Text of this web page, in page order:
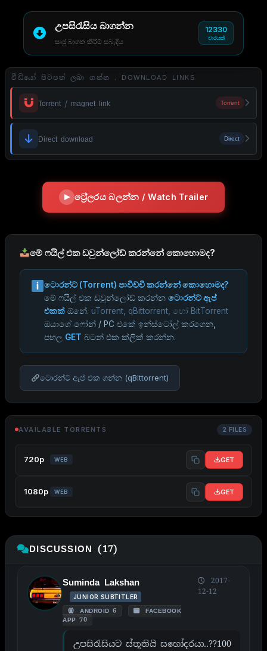
උපසිරැසිය බාගන්න
සෘජු බාගත කිරීම් සබැඳිය
12330
වාරයක්
වීඩියෝ පිටපත් ලබා ගන්න . DOWNLOAD LINKS
Torrent / magnet link Torrent
Direct download Direct
ට්‍රේලරය බලන්න / Watch Trailer
මේ ෆයිල් එක ඩවුන්ලෝඩ් කරන්නේ කොහොමද?
ටොරන්ට් (Torrent) පාවිච්චි කරන්නේ කොහොමද?
මේ ෆයිල් එක ඩවුන්ලෝඩ් කරන්නටොරන්ට් ඇප්
එකක් ඕනේ. uTorrent, qBittorrent, හෝ BitTorrent
ඔයාගේ ෆෝන් / PC එකේ ඉන්ස්ටෝල් කරගෙන,
පහල GET බටන් එක ක්ලික් කරන්න.
ටොරන්ට් ඇප් එක ගන්න (qBittorrent)
AVAILABLE TORRENTS 2 FILES
720p WEB GET
1080p WEB GET
DISCUSSION (17)
Suminda Lakshan
JUNIOR SUBTITLER
ANDROID 6
FACEBOOK
APP 70
2017-
12-12
උපසිරැසියට ස්තූතියි සහෝදරයා..??100